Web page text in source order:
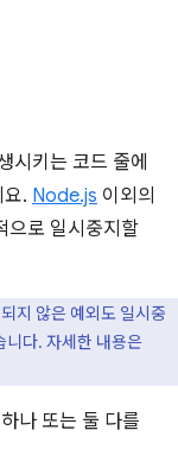
시키는 코드 줄에
. Node.js 이외의
으로 일시중지할
지 않은 예외도 일시중
니다. 자세한 내용은
나 또는 둘 다를